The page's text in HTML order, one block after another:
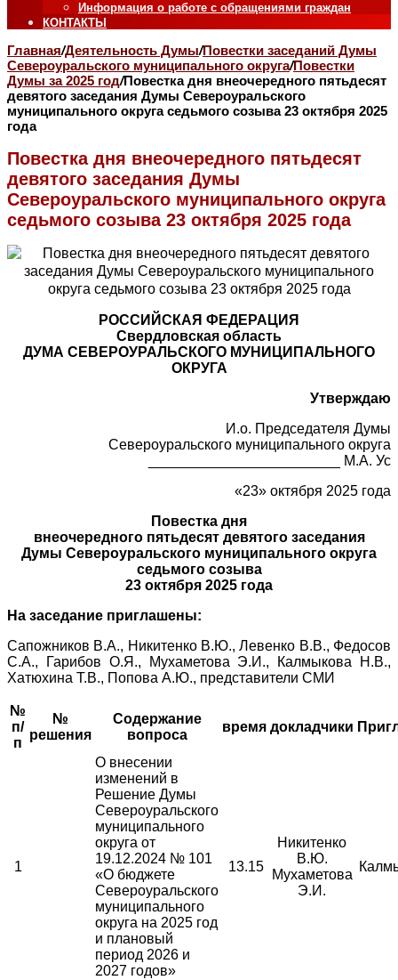
Информация о работе с обращениями граждан
КОНТАКТЫ
Главная/Деятельность Думы/Повестки заседаний Думы
Североуральского муниципального округа/Повестки
Думы за 2025 год/Повестка дня внеочередного пятьдесят
девятого заседания Думы Североуральского
муниципального округа седьмого созыва 23 октября 2025
года
Повестка дня внеочередного пятьдесят
девятого заседания Думы
Североуральского муниципального округа
седьмого созыва 23 октября 2025 года
РОССИЙСКАЯ ФЕДЕРАЦИЯ
Свердловская область
ДУМА СЕВЕРОУРАЛЬСКОГО МУНИЦИПАЛЬНОГО
ОКРУГА
Утверждаю
И.о. Председателя Думы
Североуральского муниципального округа
________________________ М.А. Ус
«23» октября 2025 года
Повестка дня
внеочередного пятьдесят девятого заседания
Думы Североуральского муниципального округа
седьмого созыва
23 октября 2025 года
На заседание приглашены:
Сапожников В.А., Никитенко В.Ю., Левенко В.В., Федосов
С.А., Гарибов О.Я., Мухаметова Э.И., Калмыкова Н.В.,
Хатюхина Т.В., Попова А.Ю., представители СМИ
№
п/
п
№
решения
Содержание
вопроса
время докладчики
1
О внесении
изменений в
Решение Думы
Североуральского
муниципального
округа от
19.12.2024 № 101
«О бюджете
Североуральского
муниципального
округа на 2025 год
и плановый
период 2026 и
2027 годов»
13.15
Никитенко
В.Ю.
Мухаметова
Э.И.